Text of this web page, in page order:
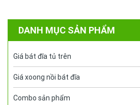
DANH MỤC SẢN PHẨM
Giá bát đĩa tủ trên
Giá xoong nồi bát đĩa
Combo sản phẩm